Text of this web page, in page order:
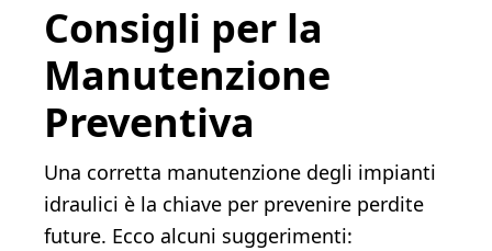
Consigli per la
Manutenzione
Preventiva
Una corretta manutenzione degli impianti
idraulici è la chiave per prevenire perdite
future. Ecco alcuni suggerimenti: